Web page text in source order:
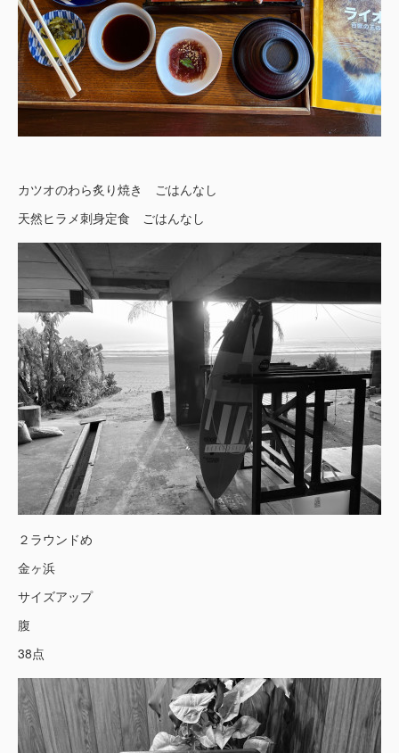
カツオのわら炙り焼き ごはんなし
天然ヒラメ刺身定食 ごはんなし
２ラウンドめ
金ヶ浜
サイズアップ
腹
38点